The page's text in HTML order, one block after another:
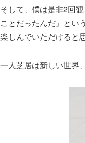
そして、僕は是非2回
ことだったんだ」とい
楽しんでいただけると
一人芝居は新しい世界